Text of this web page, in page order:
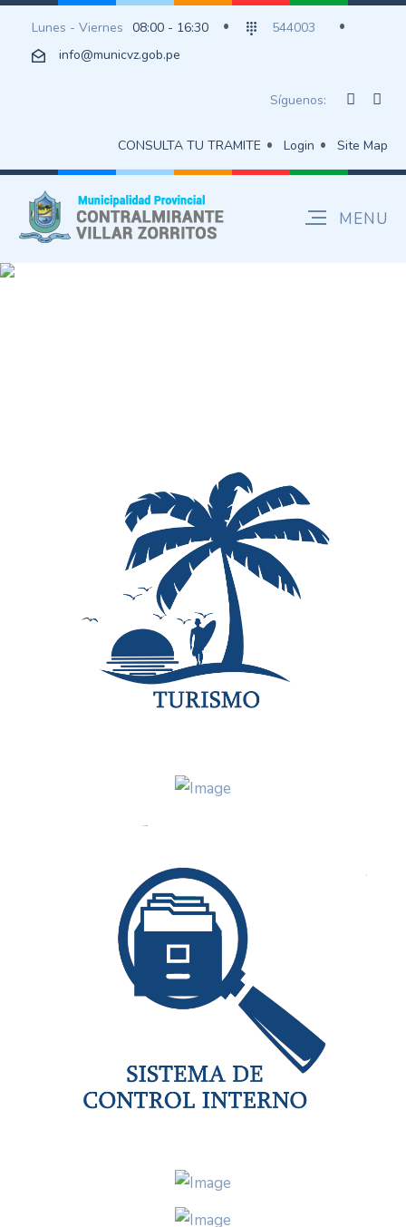
Lunes - Viernes 08:00 - 16:30
544003
info@municvz.gob.pe
Síguenos:
CONSULTA TU TRAMITE Login Site Map